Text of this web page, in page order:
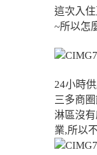
這次入
~所以怎
24小時
三多商
淋區沒
業,所以